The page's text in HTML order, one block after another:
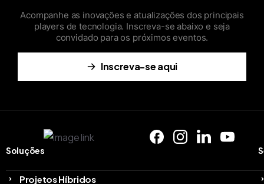
Acompanhe as inovações e atualizações dos principais
players de tecnologia. Inscreva-se abaixo e seja
convidado para os próximos eventos.
Inscreva-se aqui
Soluções
Projetos Híbridos